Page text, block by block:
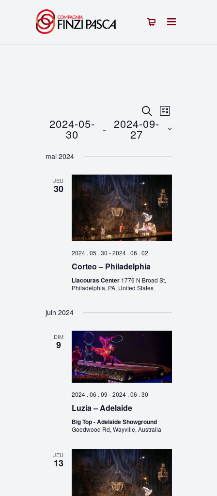
Recherche
et
navigation
de
vues
Évènements
RECHERCHE
Navigation
de
LISTE
2024-05-
30 - 2024-09-
27
une
mai 2024
JEU
30
2024 . 05 . 30 -2024 . 06 . 02
Corteo – Philadelphia
Liacouras Center 1776 N Broad St,
Philadelphia, PA, United States
juin 2024
DIM
9
2024 . 06 . 09 -2024 . 06 . 30
Luzia – Adelaide
Big Top - Adelaide Showground
Goodwood Rd, Wayville, Australia
JEU
13